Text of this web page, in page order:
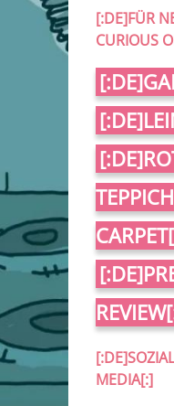
[:DE]FÜR
CURIOUS
MEDIA[:]